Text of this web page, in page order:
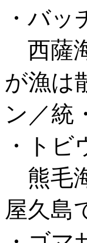
・バッ
西薩
が漁は
ン／統
・トビ
熊毛
屋久島